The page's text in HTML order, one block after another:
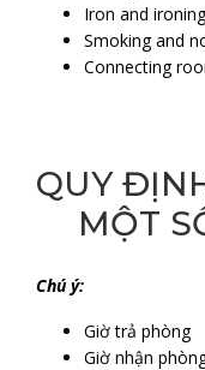
Iron and
Smoking and
Connecting
QUY
MỘT
Chú ý:
Giờ trả
Giờ nhận